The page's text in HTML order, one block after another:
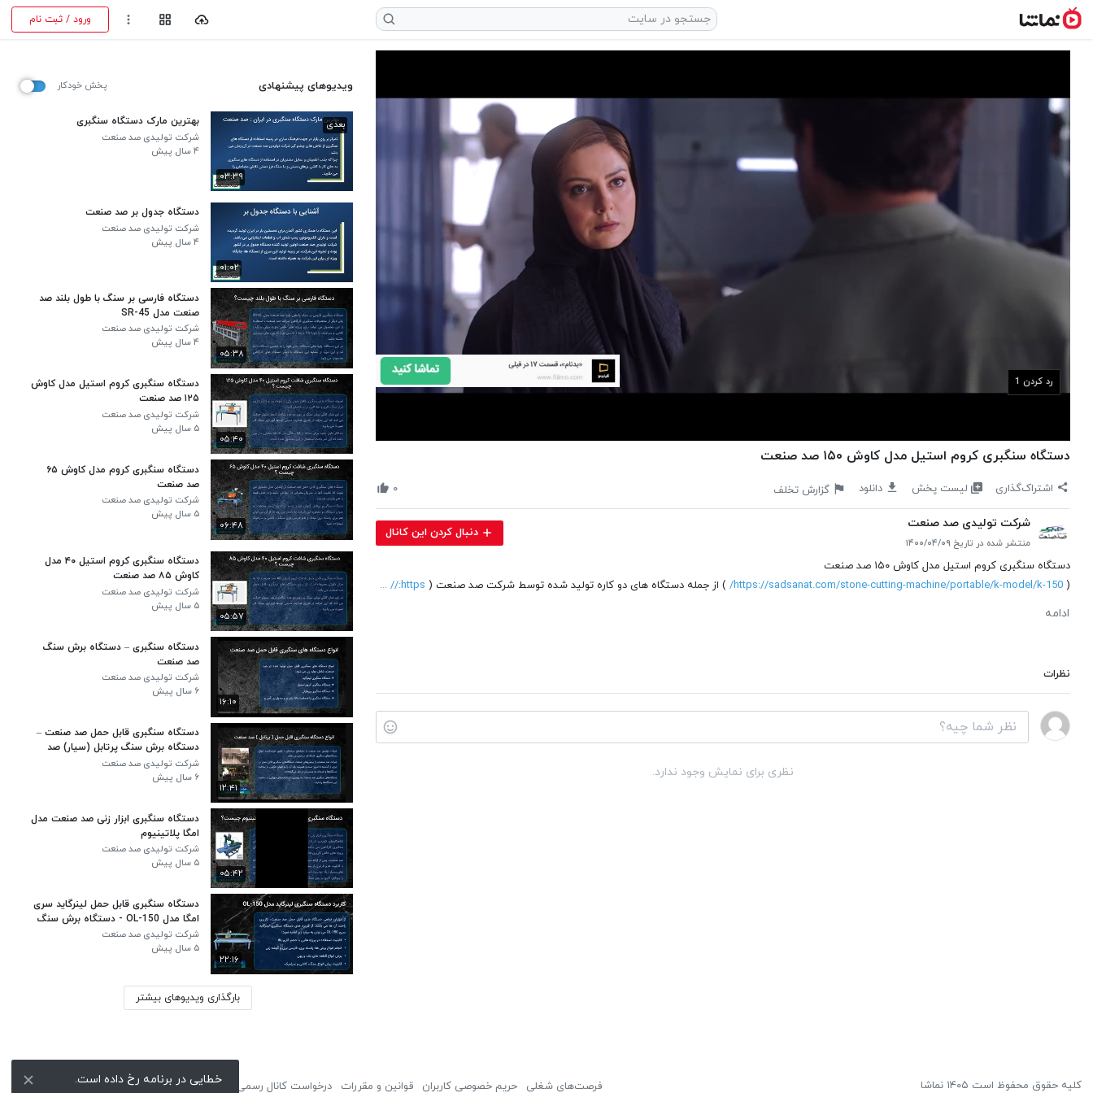
ورود / ثبت نام
رد کردن
دستگاه سنگبری کروم استیل مدل کاوش ۱۵۰ صد صنعت
اشتراک‌گذاری لیست پخش دانلود گزارش تخلف ۰
شرکت تولیدی صد صنعت
منتشر شده در تاریخ ۱۴۰۰/۰۴/۰۹
دنبال کردن این کانال
دستگاه سنگبری کروم استیل مدل کاوش ۱۵۰ صد صنعت
(
https://sadsanat.com/stone-cutting-machine/portable/k-model/k-150/ ) از جمله دستگاه های دو کاره تولید شده توسط شرکت صد صنعت ( https:// ...
ادامه
نظرات
نظری برای نمایش وجود ندارد.
ویدیوهای پیشنهادی پخش خودکار
۰۳:۳۹
بعدی بهترین مارک دستگاه سنگبری
شرکت تولیدی صد صنعت
۴ سال پیش
۰۱:۰۲
دستگاه جدول بر صد صنعت
شرکت تولیدی صد صنعت
۴ سال پیش
۰۵:۳۸
دستگاه فارسی بر سنگ با طول بلند صد
صنعت مدل SR-45
شرکت تولیدی صد صنعت
۴ سال پیش
۰۵:۴۰
دستگاه سنگبری کروم استیل مدل کاوش
۱۲۵ صد صنعت
شرکت تولیدی صد صنعت
۵ سال پیش
۰۶:۴۸
دستگاه سنگبری کروم مدل کاوش ۶۵
صد صنعت
شرکت تولیدی صد صنعت
۵ سال پیش
۰۵:۵۷
دستگاه سنگبری کروم استیل ۴۰ مدل
کاوش ۸۵ صد صنعت
شرکت تولیدی صد صنعت
۵ سال پیش
۱۶:۱۰
دستگاه سنگبری – دستگاه برش سنگ
صد صنعت
شرکت تولیدی صد صنعت
۶ سال پیش
۱۲:۴۱
دستگاه سنگبری قابل حمل صد صنعت –
دستگاه برش سنگ پرتابل (سیار) صد
صنعت
شرکت تولیدی صد صنعت
۶ سال پیش
۰۵:۴۲
دستگاه سنگبری ابزار زنی صد صنعت مدل
امگا پلاتینیوم
شرکت تولیدی صد صنعت
۵ سال پیش
۲۲:۱۶
دستگاه سنگبری قابل حمل لینرگاید سری
امگا مدل OL-150 - دستگاه برش سنگ
لینرگاید سری امگا مدل OL-150
شرکت تولیدی صد صنعت
۵ سال پیش
بارگذاری ویدیوهای بیشتر
کلیه حقوق محفوظ است ۱۴۰۵ نماشا فرصت‌های شغلی حریم خصوصی کاربران قوانین و مقررات درخواست کانال رسمی لوگوی نماشا تبلیغات گزارش تخلف تماس با ما خطایی در برنامه رخ داده است.